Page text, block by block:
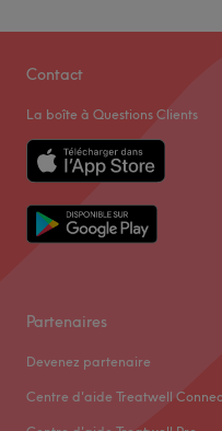
Contact
La boîte à Questions Clients
Partenaires
Devenez partenaire
Centre d'aide Treatwell